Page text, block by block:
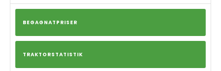
BEGAGNATPRISER
TRAKTORSTATISTIK